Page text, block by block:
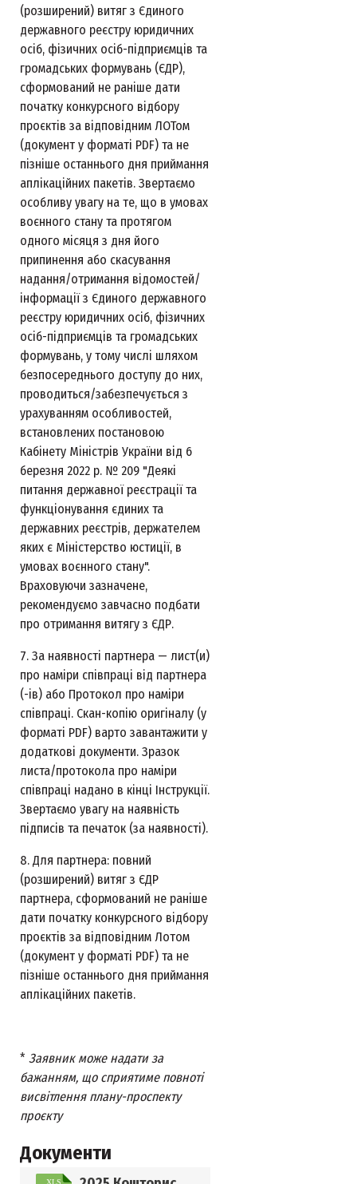
(розширений) витяг з Єдиного
державного реєстру юридичних
осіб, фізичних осіб-підприємців та
громадських формувань (ЄДР),
сформований не раніше дати
початку конкурсного відбору
проєктів за відповідним ЛОТом
(документ у форматі PDF) та не
пізніше останнього дня приймання
аплікаційних пакетів. Звертаємо
особливу увагу на те, що в умовах
воєнного стану та протягом
одного місяця з дня його
припинення або скасування
надання/отримання відомостей/
інформації з Єдиного державного
реєстру юридичних осіб, фізичних
осіб-підприємців та громадських
формувань, у тому числі шляхом
безпосереднього доступу до них,
проводиться/забезпечується з
урахуванням особливостей,
встановлених постановою
Кабінету Міністрів України від 6
березня 2022 р. № 209 "Деякі
питання державної реєстрації та
функціонування єдиних та
державних реєстрів, держателем
яких є Міністерство юстиції, в
умовах воєнного стану".
Враховуючи зазначене,
рекомендуємо завчасно подбати
про отримання витягу з ЄДР.
7. За наявності партнера — лист(и)
про наміри співпраці від партнера
(-ів) або Протокол про наміри
співпраці. Скан-копію оригіналу (у
форматі PDF) варто завантажити у
додаткові документи. Зразок
листа/протокола про наміри
співпраці надано в кінці Інструкції.
Звертаємо увагу на наявність
підписів та печаток (за наявності).
8. Для партнера: повний
(розширений) витяг з ЄДР
партнера, сформований не раніше
дати початку конкурсного відбору
проєктів за відповідним Лотом
(документ у форматі PDF) та не
пізніше останнього дня приймання
аплікаційних пакетів.
* Заявник може надати за
бажанням, що сприятиме повноті
висвітлення плану-проспекту
проєкту
Документи